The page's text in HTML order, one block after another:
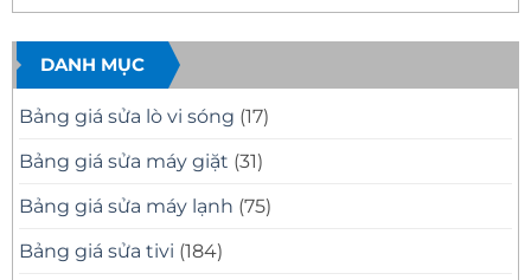
Nhà
Khắc
Phục
Mọi
Sự
Cố
Tivi
Uy
–
Có
Mặt
Nhanh
Tại
Nhà
Tivi
Tại
Nhà
Quận
12
Uy
Tín
Có
Mặt
Báo
Giá
Bạch
có
luận
ở
Sửa
Tivi
Samsung
Tại
Quận
11
Tín
–
Mặt
Nhanh,
DANH MỤC
Bảng giá sửa lò vi sóng (17)
Bảng giá sửa máy giặt (31)
Bảng giá sửa máy lạnh (75)
Bảng giá sửa tivi (184)